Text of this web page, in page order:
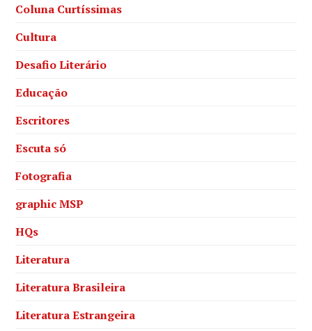
Coluna Curtíssimas
Cultura
Desafio Literário
Educação
Escritores
Escuta só
Fotografia
graphic MSP
HQs
Literatura
Literatura Brasileira
Literatura Estrangeira